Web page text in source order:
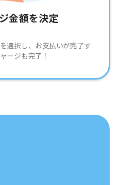
金額を決定
選択し、お支払いが完了す
ージも完了！